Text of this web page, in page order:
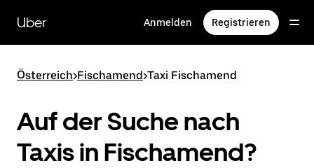
zum
Hauptinhalt
Uber Anmelden Registrieren
Österreich>Fischamend>Taxi Fischamend
Auf der Suche nach
Taxis in Fischamend?